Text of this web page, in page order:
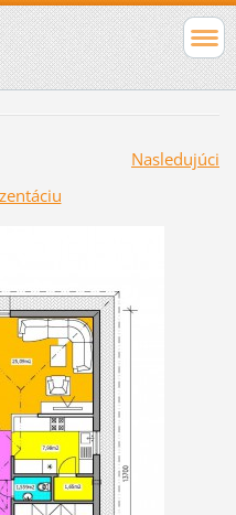
Nasledujúci